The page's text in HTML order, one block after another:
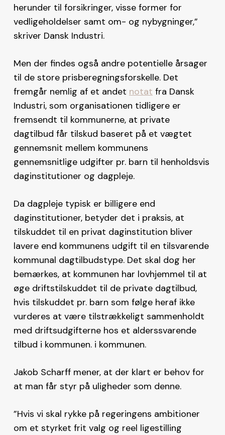
herunder til forsikringer, visse former for
vedligeholdelser samt om- og nybygninger,”
skriver Dansk Industri.
Men der findes også andre potentielle årsager
til de store prisberegningsforskelle. Det
fremgår nemlig af et andet notat fra Dansk
Industri, som organisationen tidligere er
fremsendt til kommunerne, at private
dagtilbud får tilskud baseret på et vægtet
gennemsnit mellem kommunens
gennemsnitlige udgifter pr. barn til henholdsvis
daginstitutioner og dagpleje.
Da dagpleje typisk er billigere end
daginstitutioner, betyder det i praksis, at
tilskuddet til en privat daginstitution bliver
lavere end kommunens udgift til en tilsvarende
kommunal dagtilbudstype. Det skal dog her
bemærkes, at kommunen har lovhjemmel til at
øge driftstilskuddet til de private dagtilbud,
hvis tilskuddet pr. barn som følge heraf ikke
vurderes at være tilstrækkeligt sammenholdt
med driftsudgifterne hos et alderssvarende
tilbud i kommunen. i kommunen.
Jakob Scharff mener, at der klart er behov for
at man får styr på uligheder som denne.
”Hvis vi skal rykke på regeringens ambitioner
om et styrket frit valg og reel ligestilling